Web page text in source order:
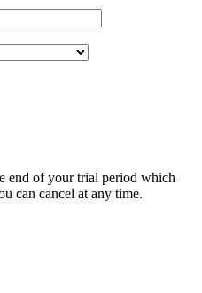
end of your trial period which
can cancel at any time.